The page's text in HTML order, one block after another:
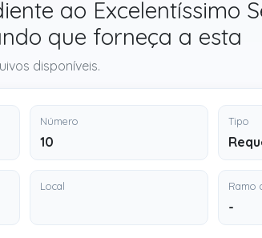
ao Excelentíssimo
que forneça a esta
disponíveis.
Número
10
Tipo
Local Ramo
-